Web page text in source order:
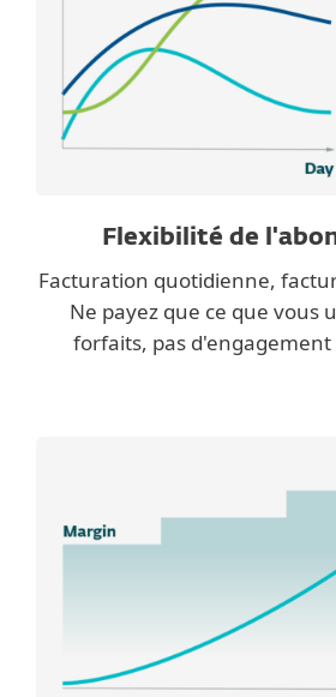
Flexibilité de
Facturation quotidienne,
Ne payez que ce que vous
forfaits, pas